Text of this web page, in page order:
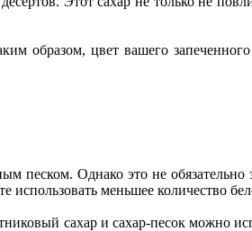
образом, цвет вашего
Однако это не обязательно
использовать меньшее количество
сахар и сахар-песок можно